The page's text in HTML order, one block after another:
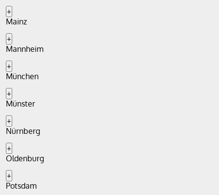
+
Mainz
+
Mannheim
+
München
+
Münster
+
Nürnberg
+
Oldenburg
+
Potsdam